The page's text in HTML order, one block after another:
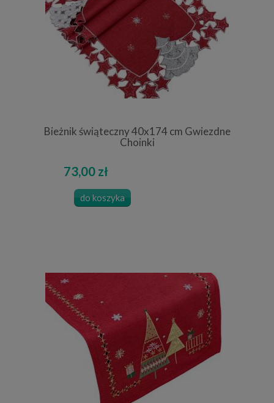
Bieżnik świąteczny 40x174 cm Gwiezdne
Choinki
73,00 zł
do koszyka